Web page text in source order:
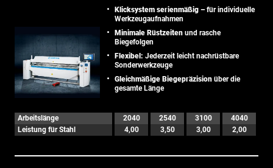
Klicksystem serienmäßig – für individuelle
Werkzeugaufnahmen
Minimale Rüstzeiten und rasche
Biegefolgen
Flexibel: Jederzeit leicht nachrüstbare
Sonderwerkzeuge
Gleichmäßige Biegepräzision über die
gesamte Länge
Arbeitslänge 2040 2540 3100
4040
Leistung für Stahl
4,00 3,50 3,00 2,00